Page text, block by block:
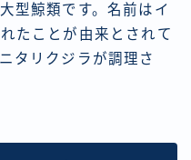
型鯨類です。名前はイ
たことが由来とされて
タリクジラが調理さ